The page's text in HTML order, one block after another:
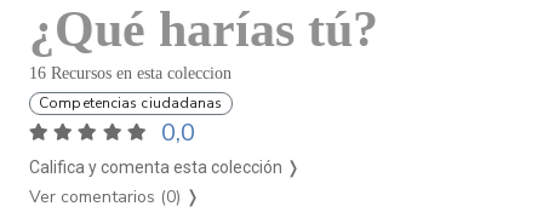
¿Qué harías tú?
16 Recursos en esta coleccion
Competencias ciudadanas
0,0
Califica y comenta esta colección ❭
Ver comentarios (0) ❭